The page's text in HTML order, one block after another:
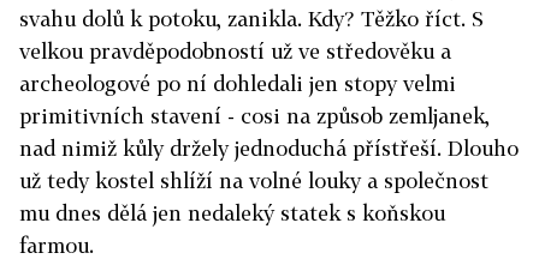
svahu dolů k potoku, zanikla. Kdy? Těžko říct. S
velkou pravděpodobností už ve středověku a
archeologové po ní dohledali jen stopy velmi
primitivních stavení - cosi na způsob zemljanek,
nad nimiž kůly držely jednoduchá přístřeší. Dlouho
už tedy kostel shlíží na volné louky a společnost
mu dnes dělá jen nedaleký statek s koňskou
farmou.